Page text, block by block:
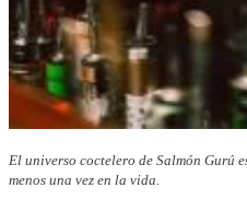
El universo coctelero de Salmón Gurú
menos una vez en la vida.